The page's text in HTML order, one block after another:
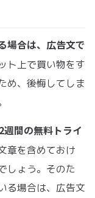
場合は、広告文で
ト上で買い物をす
め、後悔してしま
週間の無料トライ
章を含めておけ
しょう。そのた
る場合は、広告文